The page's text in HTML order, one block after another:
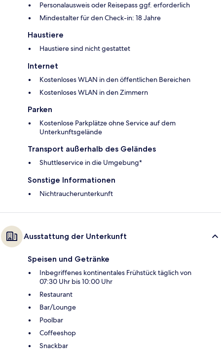
Personalausweis oder Reisepass ggf. erforderlich
Mindestalter für den Check-in: 18 Jahre
Haustiere
Haustiere sind nicht gestattet
Internet
Kostenloses WLAN in den öffentlichen Bereichen
Kostenloses WLAN in den Zimmern
Parken
Kostenlose Parkplätze ohne Service auf dem
Unterkunftsgelände
Transport außerhalb des Geländes
Shuttleservice in die Umgebung*
Sonstige Informationen
Nichtraucherunterkunft
Ausstattung der Unterkunft
Speisen und Getränke
Inbegriffenes kontinentales Frühstück täglich von
07:30 Uhr bis 10:00 Uhr
Restaurant
Bar/Lounge
Poolbar
Coffeeshop
Snackbar